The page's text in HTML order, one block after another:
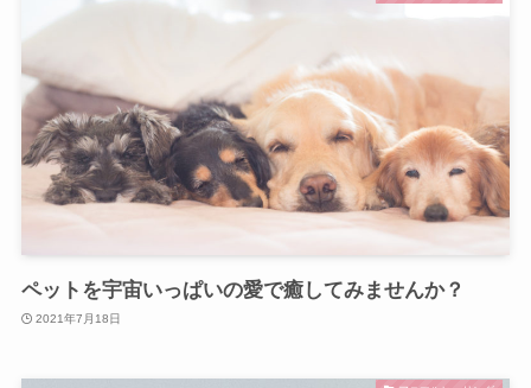
ペットを宇宙いっぱいの愛で癒してみませんか？
2021年7月18日